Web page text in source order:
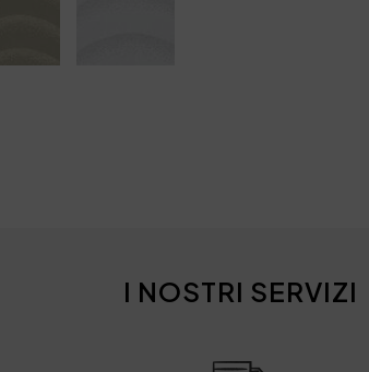
I NOSTRI SERVIZI